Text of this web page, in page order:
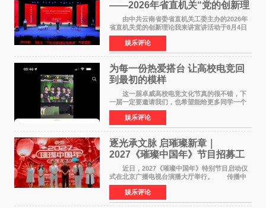
——2026年省直机关“党的创新理
论我来讲”宣讲活动圆满落幕
由中共云南省委省直机关工委主办的2026年
省直机关党的创新理论我来讲宣讲活动于8月4日
至5日在昆明举办。活动以 "牢记嘱托 感恩奋进
开创云南发展新局面 "为主题，坚持以新时代中国
特色社会主义
娱乐评论
为每一份热爱搭台 让高校电竞回
到最初的模样
这一届卓威高校电竞文化节真的很不错，下
一届一定要邀请我们，也希望能给更多同学一个
来到现场的机会。 2026卓威高校电竞文化节
已经落下帷幕，在活动结束后，仍有不少高校电
竞社负责人和现
娱乐评论
逐光承文脉 启璀璨新章｜
2027《璀璨中国年》节目招募工
作圆满启动
近日，2027《璀璨中国年》特别节目启动仪
式在北京广播电视台演播大厅举行。 传播中
华优秀传统文化，弘扬纯正国风艺术，打造高规
格、高质感、正能量的文艺盛典，是璀璨中国年
矢志不渝的初心
娱乐评论